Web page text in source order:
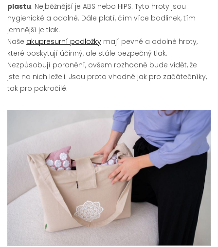
plastu. Nejběžnější je ABS nebo HIPS. Tyto hroty jsou
hygienické a odolné. Dále platí, čím více bodlinek, tím
jemnější je tlak.
Naše akupresurní podložky mají pevné a odolné hroty,
které poskytují účinný, ale stále bezpečný tlak.
Nezpůsobují poranění, ovšem rozhodně bude vidět, že
jste na nich leželi. Jsou proto vhodné jak pro začátečníky,
tak pro pokročilé.